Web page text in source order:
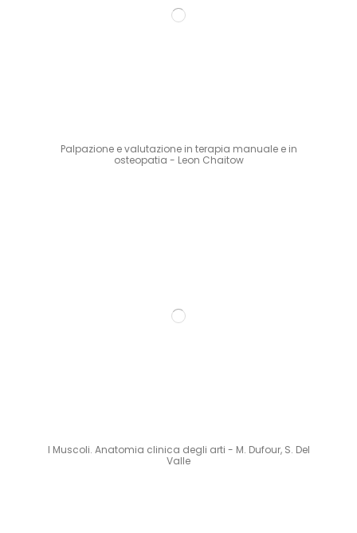
Palpazione e valutazione in terapia manuale e in
osteopatia - Leon Chaitow
I Muscoli. Anatomia clinica degli arti - M. Dufour, S. Del
Valle